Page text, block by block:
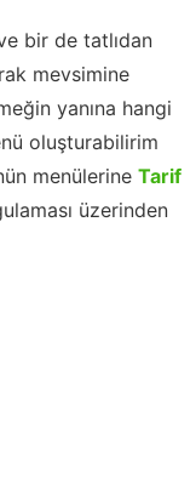
bir de tatlıdan
mevsimine
yanına hangi
oluşturabilirim
menülerine Tarif
üzerinden